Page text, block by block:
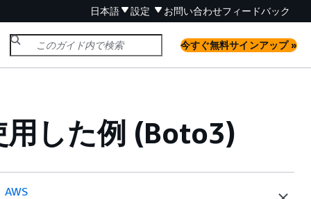
日本語 設定 お問い合わせフィードバック
今すぐ無料サインアップ »
した例 (Boto3)
AWS